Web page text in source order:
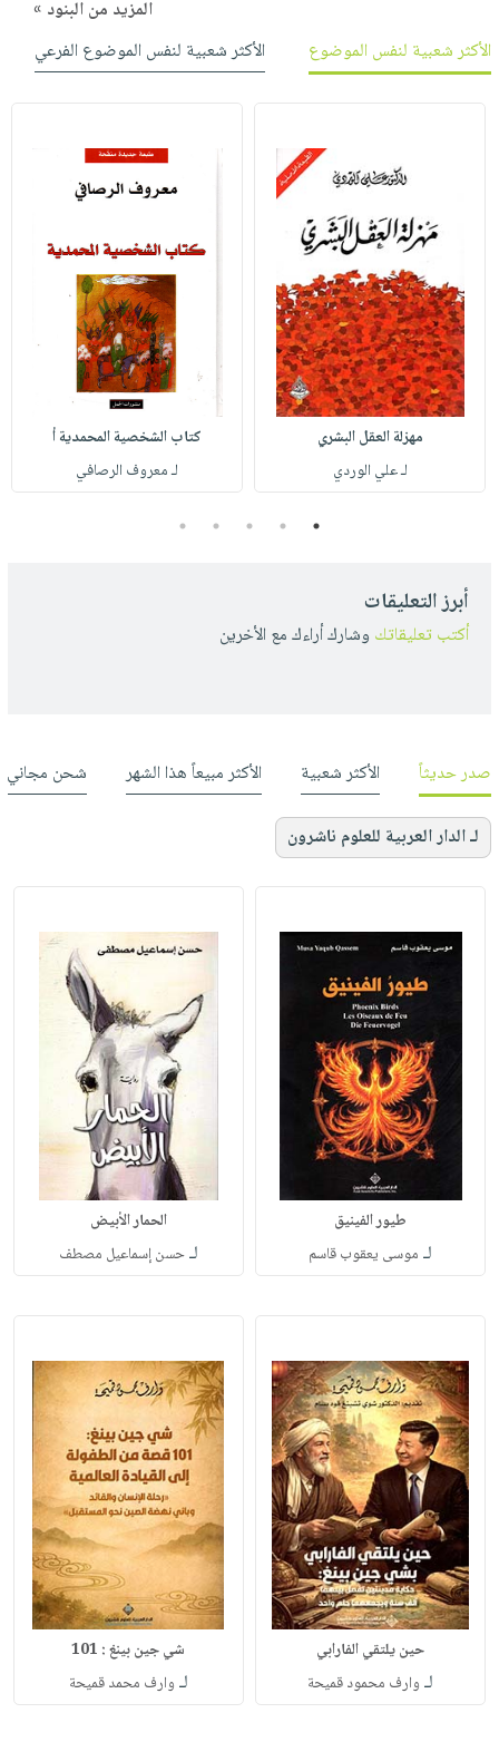
المزيد من البنود »
الأكثر شعبية لنفس الموضوع
الأكثر شعبية لنفس الموضوع الفرعي
مهزلة العقل البشري
لـ علي الوردي
كتاب الشخصية المحمدية أ
لـ معروف الرصافي
1
2
3
4
5
أبرز التعليقات
أكتب تعليقاتك وشارك أراءك مع الأخرين
صدر حديثاً الأكثر شعبية الأكثر مبيعاً هذا الشهر شحن مجاني
لـ الدار العربية للعلوم ناشرون
طيور الفينيق
لـ موسى يعقوب قاسم
الحمار الأبيض
لـحسن إسماعيل مصطف
حين يلتقي الفارابي
لـ وارف محمود قميحة
شي جين بينغ : 101
لـ وارف محمد قميحة